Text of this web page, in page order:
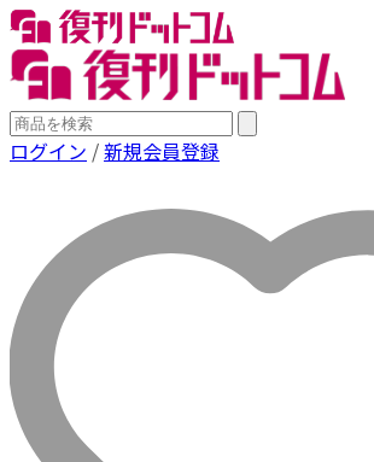
ログイン /新規会員登録